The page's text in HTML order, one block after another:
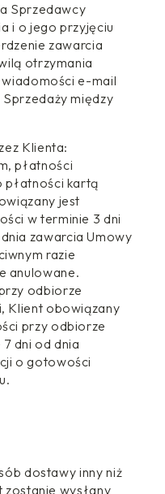
Sprzedawcy
i o jego przyjęciu
zawarcia
otrzymania
e-mail
między
Klienta:
płatności
płatności kartą
jest
w terminie 3 dni
zawarcia Umowy
razie
anulowane.
odbiorze
Klient obowiązany
przy odbiorze
dni od dnia
o gotowości
dostawy inny niż
wysłany